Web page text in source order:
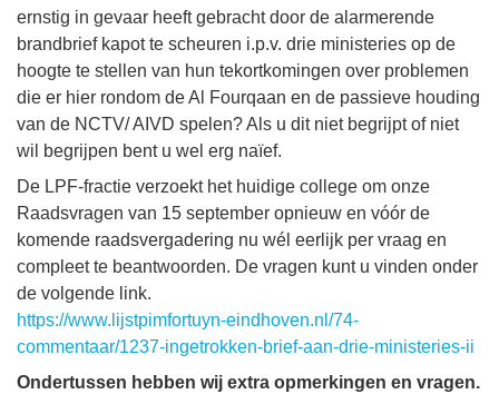
ernstig in gevaar heeft gebracht door de alarmerende
brandbrief kapot te scheuren i.p.v. drie ministeries op de
hoogte te stellen van hun tekortkomingen over problemen
die er hier rondom de Al Fourqaan en de passieve houding
van de NCTV/ AIVD spelen? Als u dit niet begrijpt of niet
wil begrijpen bent u wel erg naïef.
De LPF-fractie verzoekt het huidige college om onze
Raadsvragen van 15 september opnieuw en vóór de
komende raadsvergadering nu wél eerlijk per vraag en
compleet te beantwoorden. De vragen kunt u vinden onder
de volgende link.
https://www.lijstpimfortuyn-eindhoven.nl/74-
commentaar/1237-ingetrokken-brief-aan-drie-ministeries-ii
Ondertussen hebben wij extra opmerkingen en vragen.